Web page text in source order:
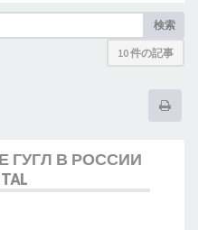
検索
10 件の記事
ГУГЛ В РОССИИ